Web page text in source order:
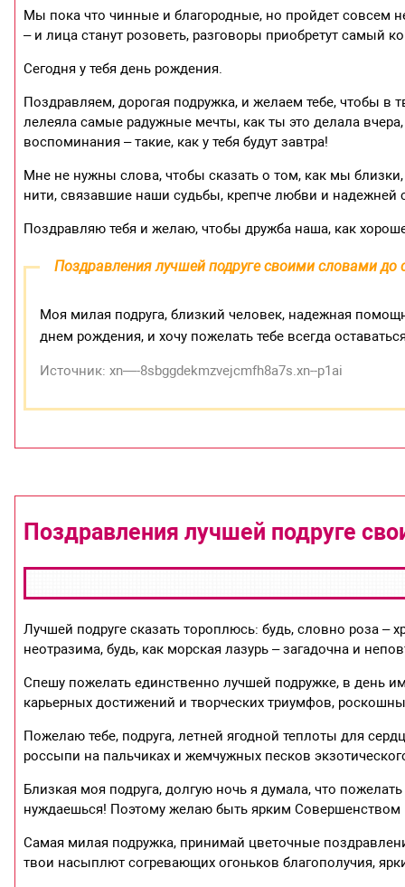
Мы пока что чинные и благородные, но пройдет совсем
– и лица станут розоветь, разговоры приобретут самый
Сегодня у тебя день рождения.
Поздравляем, дорогая подружка, и желаем тебе, чтобы в
лелеяла самые радужные мечты, как ты это делала
воспоминания – такие, как у тебя будут завтра!
Мне не нужны слова, чтобы сказать о том, как мы близки,
нити, связавшие наши судьбы, крепче любви и надежней
Поздравляю тебя и желаю, чтобы дружба наша, как
Поздравления лучшей подруге своими словами до
Моя милая подруга, близкий человек, надежная
днем рождения, и хочу пожелать тебе всегда
Источник: xn—-8sbggdekmzvejcmfh8a7s.xn--p1ai
Поздравления лучшей подруге
Лучшей подруге сказать тороплюсь: будь, словно роза –
неотразима, будь, как морская лазурь – загадочна и
Спешу пожелать единственно лучшей подружке, в день
карьерных достижений и творческих триумфов,
Пожелаю тебе, подруга, летней ягодной теплоты для
россыпи на пальчиках и жемчужных песков
Близкая моя подруга, долгую ночь я думала, что
нуждаешься! Поэтому желаю быть ярким
Самая милая подружка, принимай цветочные
твои насыплют согревающих огоньков благополучия,